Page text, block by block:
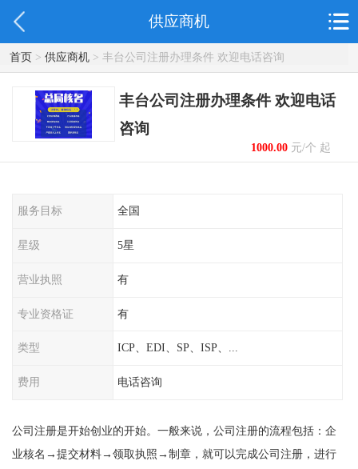
供应商机
首页> 供应商机> 丰台公司注册办理条件 欢迎电话咨询
丰台公司注册办理条件 欢迎电话
咨询
1000.00元/个 起
服务目标 全国
星级 5星
营业执照 有
专业资格证 有
类型 ICP、EDI、SP、ISP、...
费用 电话咨询
公司注册是开始创业的开始。一般来说，公司注册的流程包括：企
业核名→提交材料→领取执照→制章，就可以完成公司注册，进行